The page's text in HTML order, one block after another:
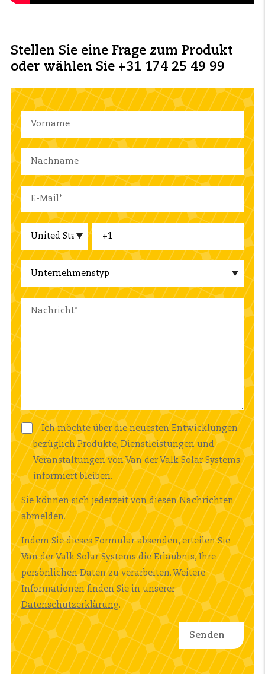
Stellen Sie eine Frage zum Produkt
oder wählen Sie +31 174 25 49 99
Ich möchte über die neuesten Entwicklungen
bezüglich Produkte, Dienstleistungen und
Veranstaltungen von Van der Valk Solar Systems
informiert bleiben.
Sie können sich jederzeit von diesen Nachrichten
abmelden.
Indem Sie dieses Formular absenden, erteilen Sie
Van der Valk Solar Systems die Erlaubnis, Ihre
persönlichen Daten zu verarbeiten. Weitere
Informationen finden Sie in unserer
Datenschutzerklärung.